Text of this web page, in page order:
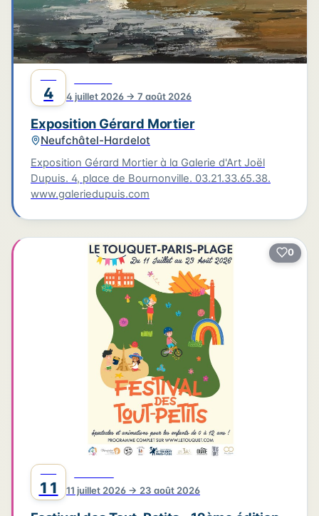
Leaflet|©OpenStreetMap©CARTO
4 4 juillet 2026 → 7 août 2026
Exposition Gérard Mortier
Neufchâtel-Hardelot
Exposition Gérard Mortier à la Galerie d'Art Joël
Dupuis. 4, place de Bournonville. 03.21.33.65.38.
www.galeriedupuis.com
0
11 11 juillet 2026 → 23 août 2026